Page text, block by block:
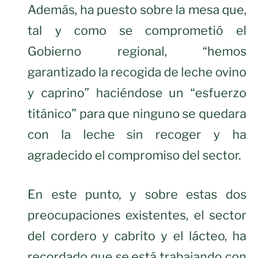
Además, ha puesto sobre la mesa que,
tal y como se comprometió el
Gobierno regional, “hemos
garantizado la recogida de leche ovino
y caprino” haciéndose un “esfuerzo
titánico” para que ninguno se quedara
con la leche sin recoger y ha
agradecido el compromiso del sector.
En este punto, y sobre estas dos
preocupaciones existentes, el sector
del cordero y cabrito y el lácteo, ha